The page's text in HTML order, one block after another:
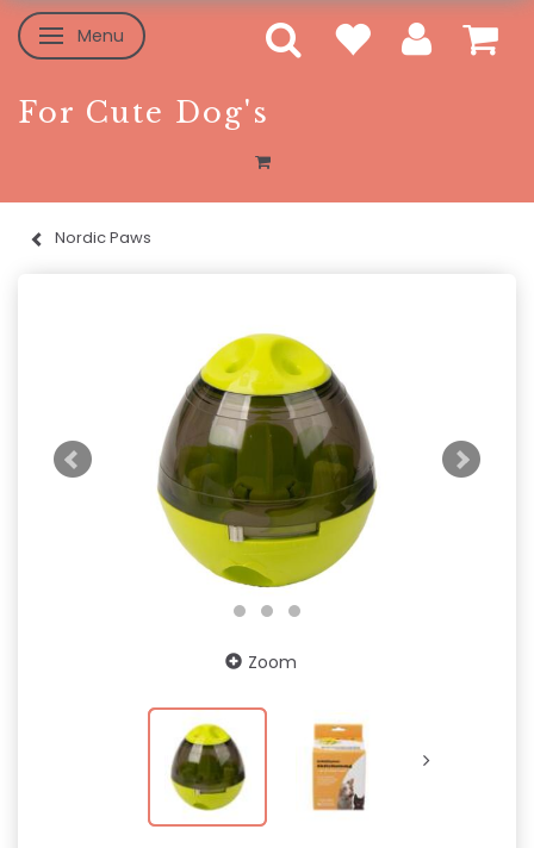
Skifte navigation
Menu
For Cute Dog's
Nordic Paws
Zoom